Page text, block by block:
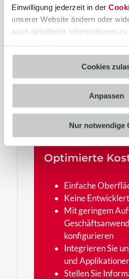
Einwilligung jederzeit in der
unserer Website ändern oder
auch detaillierte Informationen
Datenschutzerklärung.
Cookies
Anpassen
Nur notwendige
Gerät
Automatisieren
Tätigkeiten
Optimierte
Einfache
Keine
Mit geringem
konfigurieren
Integrieren Sie
und
Stellen Sie